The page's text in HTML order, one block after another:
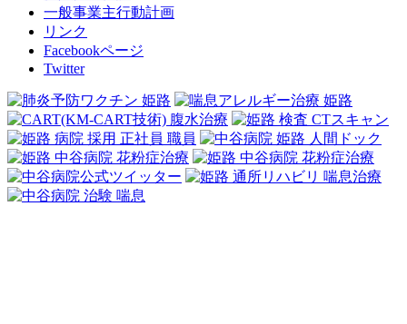
一般事業主行動計画
リンク
Facebookページ
Twitter